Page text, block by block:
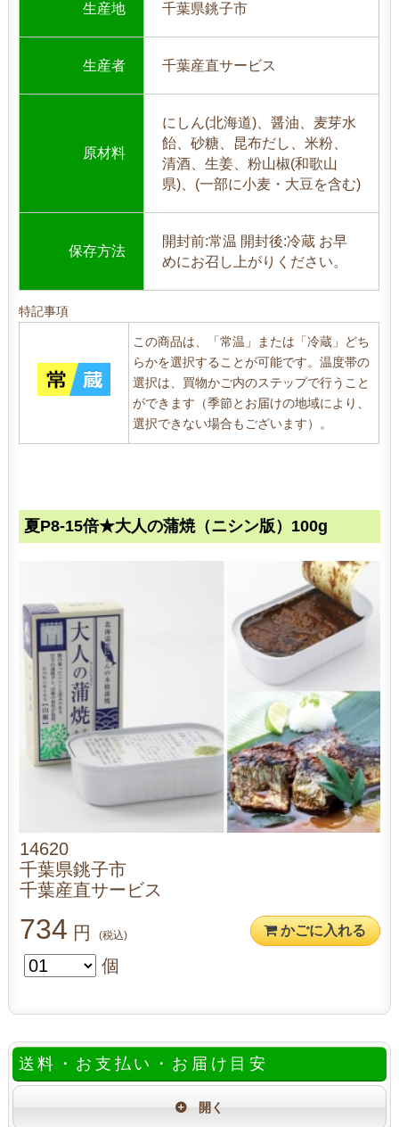
生産地 千葉県銚子市
生産者 千葉産直サービス
原材料
にしん(北海道)、醤油、麦芽水
飴、砂糖、昆布だし、米粉、
清酒、生姜、粉山椒(和歌山
県)、(一部に小麦・大豆を含む)
保存方法
開封前:常温 開封後:冷蔵 お早
めにお召し上がりください。
特記事項
この商品は、「常温」または「冷蔵」どち
らかを選択することが可能です。温度帯の
選択は、買物かご内のステップで行うこと
ができます（季節とお届けの地域により、
選択できない場合もございます）。
夏P8-15倍★大人の蒲焼（ニシン版）100g
14620
千葉県銚子市
千葉産直サービス
734 円 (税込) かごに入れる
個
送料・お支払い・お届け目安